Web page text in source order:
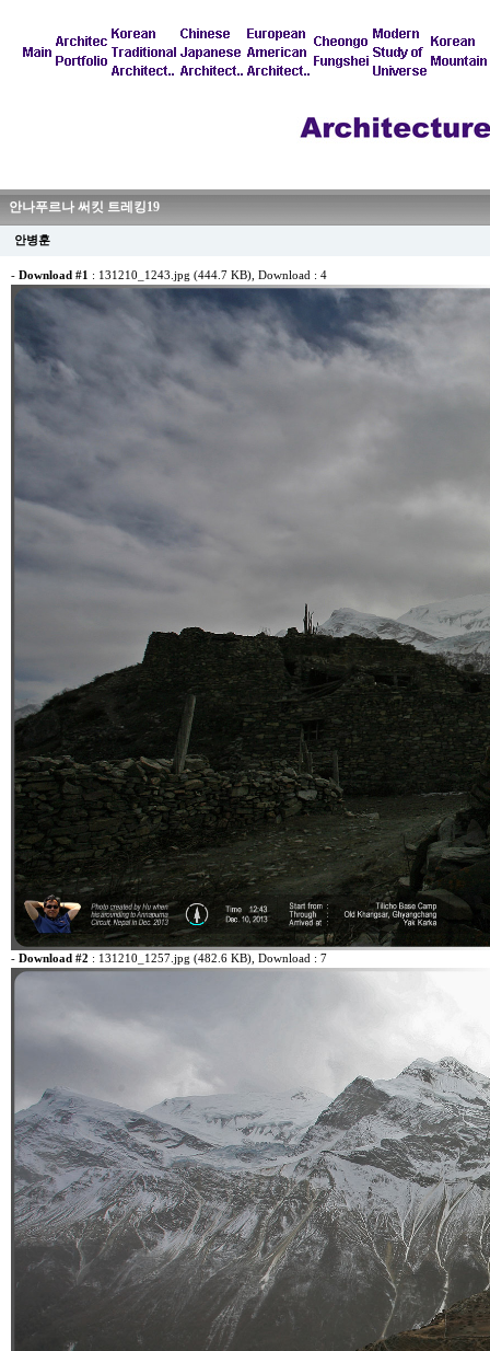
안나푸르나 써킷 트레킹19
안병훈
- Download #1 : 131210_1243.jpg (444.7 KB) , Download : 4
- Download #2 : 131210_1257.jpg (482.6 KB) , Download : 7